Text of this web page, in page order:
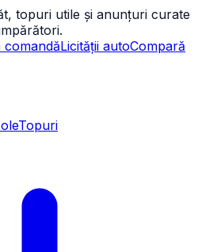
topuri utile și anunțuri curate
comandăLicității autoCompară
Topuri